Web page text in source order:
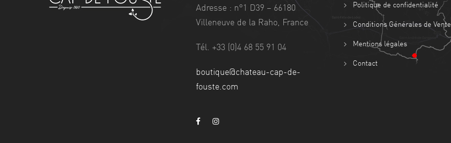
Adresse : n°1 D39 – 66180
Villeneuve de la Raho, France
Tél. +33 (0)4 68 55 91 04
boutique@chateau-cap-de-
fouste.com
Politique de confidentialité
Conditions Générales de Vente
Mentions légales
Contact